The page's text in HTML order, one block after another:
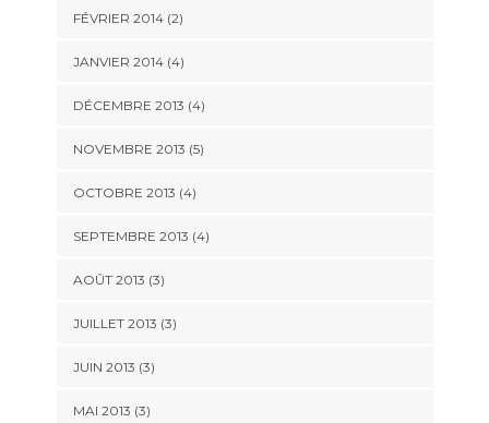
FÉVRIER 2014(2)
JANVIER 2014(4)
DÉCEMBRE 2013 (4)
NOVEMBRE 2013 (5)
OCTOBRE 2013 (4)
SEPTEMBRE 2013 (4)
AOÛT 2013 (3)
JUILLET 2013 (3)
JUIN 2013 (3)
MAI 2013 (3)